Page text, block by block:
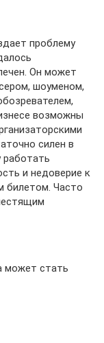
проблему
Он может
шоуменом,
возможны
силен в
и недоверие к
билетом. Часто
может стать